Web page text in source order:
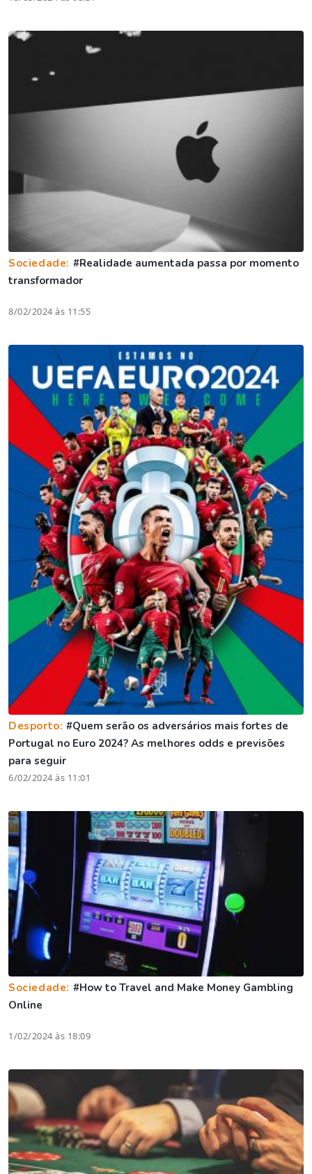
Sociedade: #Realidade aumentada passa por momento
transformador
8/02/2024 às 11:55
Desporto:#Quem serão os adversários mais fortes de
Portugal no Euro 2024? As melhores odds e previsões
para seguir
6/02/2024 às 11:01
Sociedade: #How to Travel and Make Money Gambling
Online
1/02/2024 às 18:09